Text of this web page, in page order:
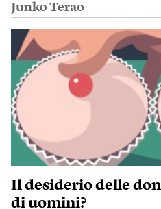
Junko Terao
Il desiderio delle
di uomini?